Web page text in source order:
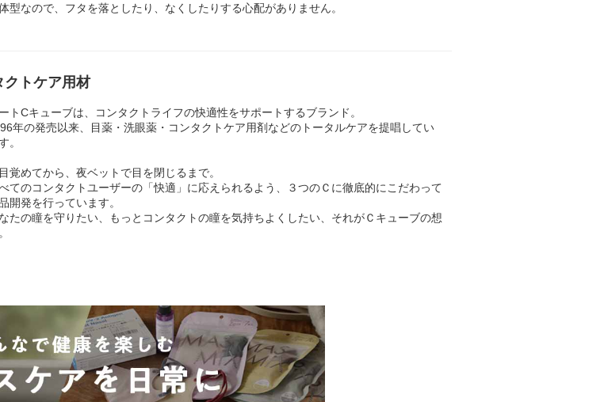
型なので、フタを落としたり、なくしたりする心配がありません。
クトケア用材
トCキューブは、コンタクトライフの快適性をサポートするブランド。
年の発売以来、目薬・洗眼薬・コンタクトケア用剤などのトータルケアを提唱してい
。
覚めてから、夜ベットで目を閉じるまで。
てのコンタクトユーザーの「快適」に応えられるよう、３つのＣに徹底的にこだわって
開発を行っています。
たの瞳を守りたい、もっとコンタクトの瞳を気持ちよくしたい、それがＣキューブの想